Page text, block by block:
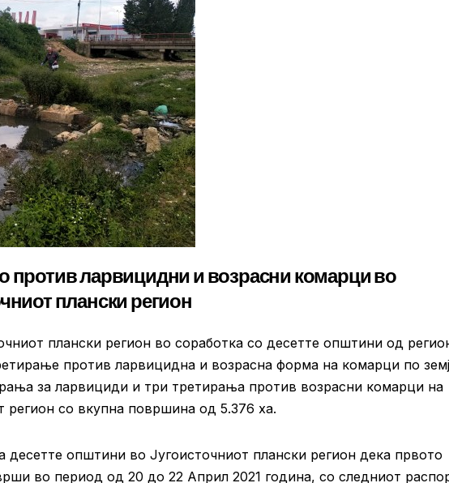
против ларвицидни и возрасни комарци во
плански регион
плански регион во соработка со десетте општини од
против ларвицидна и возрасна форма на комарци по
за ларвициди и три третирања против возрасни комарци на
регион со вкупна површина од 5.376 ха.
десетте општини во Југоисточниот плански регион дека првото
во период од 20 до 22 Април 2021 година, со следниот